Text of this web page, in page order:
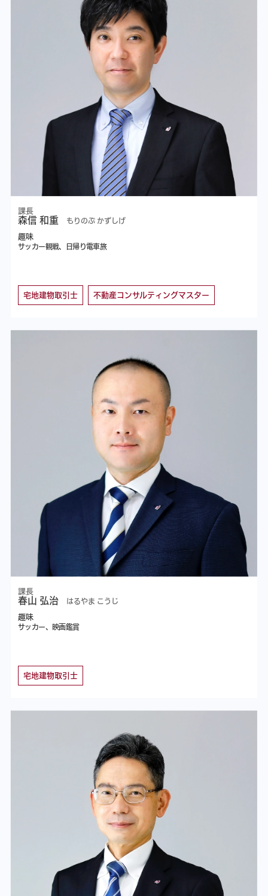
課長
森信 和重 もりのぶ かずしげ
趣味
サッカー観戦、日帰り電車旅
宅地建物取引士 不動産コンサルティングマスター
課長
春山 弘治 はるやま こうじ
趣味
サッカー、映画鑑賞
宅地建物取引士